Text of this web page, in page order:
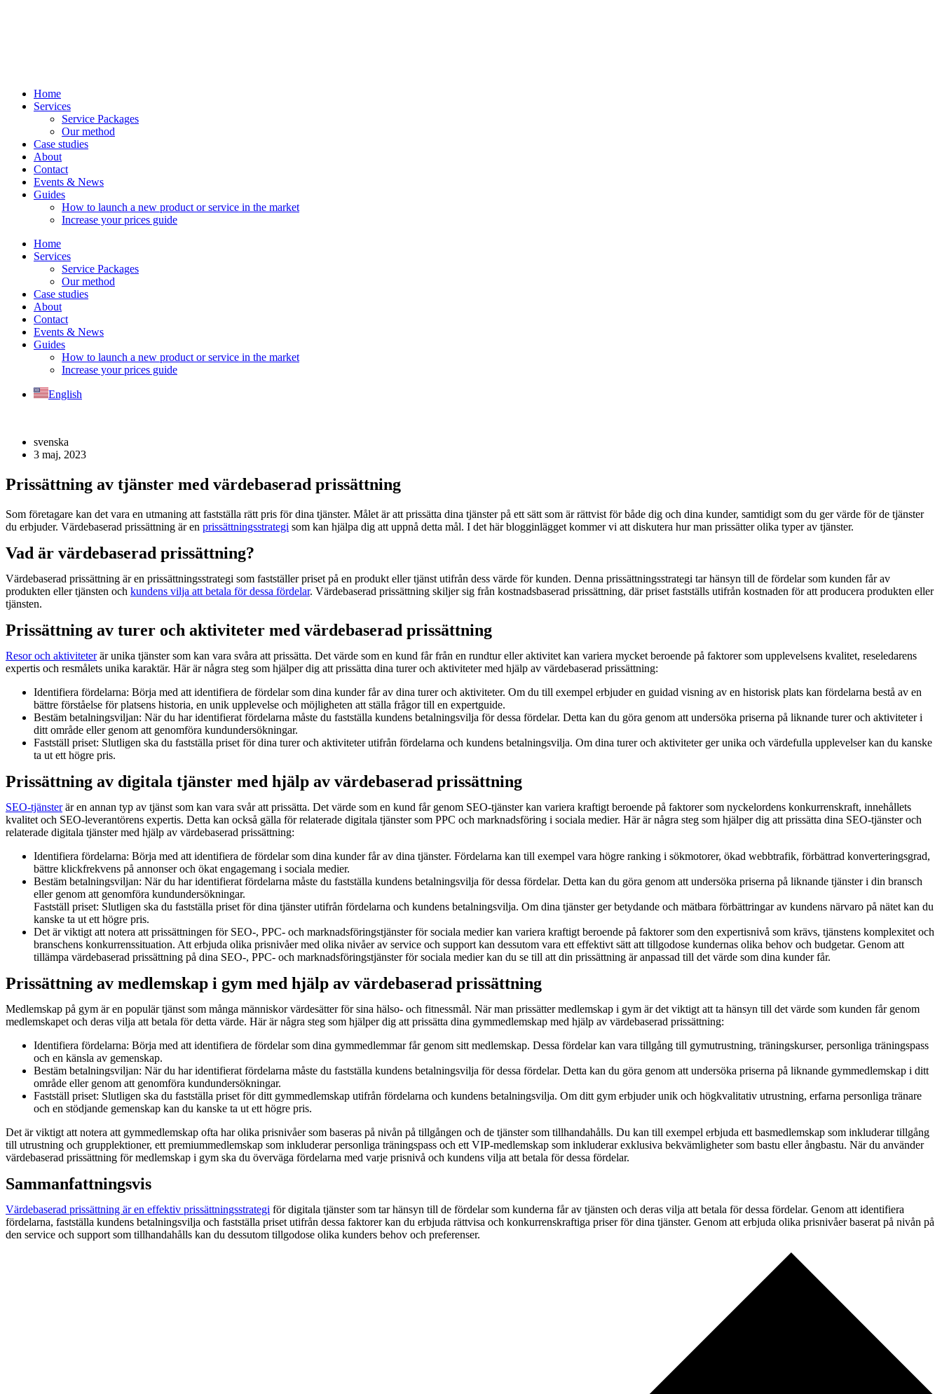
Home
Services
Service Packages
Our method
Case studies
About
Contact
Events & News
Guides
How to launch a new product or service in the market
Increase your prices guide
Home
Services
Service Packages
Our method
Case studies
About
Contact
Events & News
Guides
How to launch a new product or service in the market
Increase your prices guide
English
svenska
3 maj, 2023
Prissättning av tjänster med värdebaserad prissättning
Som företagare kan det vara en utmaning att fastställa rätt pris för dina tjänster. Målet är att prissätta dina tjänster på ett sätt som är rättvist för både dig och dina kunder, samtidigt som du ger värde för de tjänster
du erbjuder. Värdebaserad prissättning är en prissättningsstrategi som kan hjälpa dig att uppnå detta mål. I det här blogginlägget kommer vi att diskutera hur man prissätter olika typer av tjänster.
Vad är värdebaserad prissättning?
Värdebaserad prissättning är en prissättningsstrategi som fastställer priset på en produkt eller tjänst utifrån dess värde för kunden. Denna prissättningsstrategi tar hänsyn till de fördelar som kunden får av
produkten eller tjänsten och kundens vilja att betala för dessa fördelar. Värdebaserad prissättning skiljer sig från kostnadsbaserad prissättning, där priset fastställs utifrån kostnaden för att producera produkten eller
tjänsten.
Prissättning av turer och aktiviteter med värdebaserad prissättning
Resor och aktiviteterär unika tjänster som kan vara svåra att prissätta. Det värde som en kund får från en rundtur eller aktivitet kan variera mycket beroende på faktorer som upplevelsens kvalitet, reseledarens
expertis och resmålets unika karaktär. Här är några steg som hjälper dig att prissätta dina turer och aktiviteter med hjälp av värdebaserad prissättning:
Identifiera fördelarna: Börja med att identifiera de fördelar som dina kunder får av dina turer och aktiviteter. Om du till exempel erbjuder en guidad visning av en historisk plats kan fördelarna bestå av en
bättre förståelse för platsens historia, en unik upplevelse och möjligheten att ställa frågor till en expertguide.
Bestäm betalningsviljan: När du har identifierat fördelarna måste du fastställa kundens betalningsvilja för dessa fördelar. Detta kan du göra genom att undersöka priserna på liknande turer och aktiviteter i
ditt område eller genom att genomföra kundundersökningar.
Fastställ priset: Slutligen ska du fastställa priset för dina turer och aktiviteter utifrån fördelarna och kundens betalningsvilja. Om dina turer och aktiviteter ger unika och värdefulla upplevelser kan du kanske
ta ut ett högre pris.
Prissättning av digitala tjänster med hjälp av värdebaserad prissättning
SEO-tjänsterär en annan typ av tjänst som kan vara svår att prissätta. Det värde som en kund får genom SEO-tjänster kan variera kraftigt beroende på faktorer som nyckelordens konkurrenskraft, innehållets
kvalitet och SEO-leverantörens expertis. Detta kan också gälla för relaterade digitala tjänster som PPC och marknadsföring i sociala medier. Här är några steg som hjälper dig att prissätta dina SEO-tjänster och
relaterade digitala tjänster med hjälp av värdebaserad prissättning:
Identifiera fördelarna: Börja med att identifiera de fördelar som dina kunder får av dina tjänster. Fördelarna kan till exempel vara högre ranking i sökmotorer, ökad webbtrafik, förbättrad konverteringsgrad,
bättre klickfrekvens på annonser och ökat engagemang i sociala medier.
Bestäm betalningsviljan: När du har identifierat fördelarna måste du fastställa kundens betalningsvilja för dessa fördelar. Detta kan du göra genom att undersöka priserna på liknande tjänster i din bransch
eller genom att genomföra kundundersökningar.
Fastställ priset: Slutligen ska du fastställa priset för dina tjänster utifrån fördelarna och kundens betalningsvilja. Om dina tjänster ger betydande och mätbara förbättringar av kundens närvaro på nätet kan du
kanske ta ut ett högre pris.
Det är viktigt att notera att prissättningen för SEO-, PPC- och marknadsföringstjänster för sociala medier kan variera kraftigt beroende på faktorer som den expertisnivå som krävs, tjänstens komplexitet och
branschens konkurrenssituation. Att erbjuda olika prisnivåer med olika nivåer av service och support kan dessutom vara ett effektivt sätt att tillgodose kundernas olika behov och budgetar. Genom att
tillämpa värdebaserad prissättning på dina SEO-, PPC- och marknadsföringstjänster för sociala medier kan du se till att din prissättning är anpassad till det värde som dina kunder får.
Prissättning av medlemskap i gym med hjälp av värdebaserad prissättning
Medlemskap på gym är en populär tjänst som många människor värdesätter för sina hälso- och fitnessmål. När man prissätter medlemskap i gym är det viktigt att ta hänsyn till det värde som kunden får genom
medlemskapet och deras vilja att betala för detta värde. Här är några steg som hjälper dig att prissätta dina gymmedlemskap med hjälp av värdebaserad prissättning:
Identifiera fördelarna: Börja med att identifiera de fördelar som dina gymmedlemmar får genom sitt medlemskap. Dessa fördelar kan vara tillgång till gymutrustning, träningskurser, personliga träningspass
och en känsla av gemenskap.
Bestäm betalningsviljan: När du har identifierat fördelarna måste du fastställa kundens betalningsvilja för dessa fördelar. Detta kan du göra genom att undersöka priserna på liknande gymmedlemskap i ditt
område eller genom att genomföra kundundersökningar.
Fastställ priset: Slutligen ska du fastställa priset för ditt gymmedlemskap utifrån fördelarna och kundens betalningsvilja. Om ditt gym erbjuder unik och högkvalitativ utrustning, erfarna personliga tränare
och en stödjande gemenskap kan du kanske ta ut ett högre pris.
Det är viktigt att notera att gymmedlemskap ofta har olika prisnivåer som baseras på nivån på tillgången och de tjänster som tillhandahålls. Du kan till exempel erbjuda ett basmedlemskap som inkluderar tillgång
till utrustning och grupplektioner, ett premiummedlemskap som inkluderar personliga träningspass och ett VIP-medlemskap som inkluderar exklusiva bekvämligheter som bastu eller ångbastu. När du använder
värdebaserad prissättning för medlemskap i gym ska du överväga fördelarna med varje prisnivå och kundens vilja att betala för dessa fördelar.
Sammanfattningsvis
Värdebaserad prissättning är en effektiv prissättningsstrategi för digitala tjänster som tar hänsyn till de fördelar som kunderna får av tjänsten och deras vilja att betala för dessa fördelar. Genom att identifiera
fördelarna, fastställa kundens betalningsvilja och fastställa priset utifrån dessa faktorer kan du erbjuda rättvisa och konkurrenskraftiga priser för dina tjänster. Genom att erbjuda olika prisnivåer baserat på nivån på
den service och support som tillhandahålls kan du dessutom tillgodose olika kunders behov och preferenser.